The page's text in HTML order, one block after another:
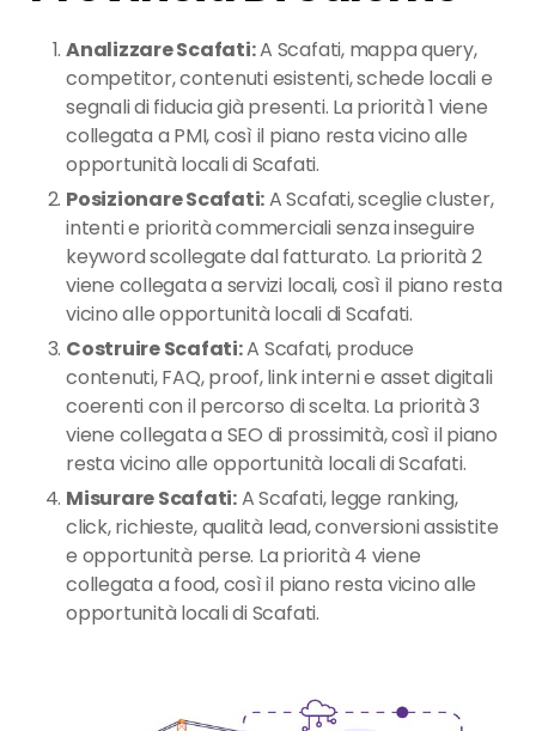
Analizzare Scafati:A Scafati, mappa query,
competitor, contenuti esistenti, schede locali e
segnali di fiducia già presenti. La priorità 1 viene
collegata a PMI, così il piano resta vicino alle
opportunità locali di Scafati.
Posizionare Scafati:A Scafati, sceglie cluster,
intenti e priorità commerciali senza inseguire
keyword scollegate dal fatturato. La priorità 2
viene collegata a servizi locali, così il piano resta
vicino alle opportunità locali di Scafati.
Costruire Scafati:A Scafati, produce
contenuti, FAQ, proof, link interni e asset digitali
coerenti con il percorso di scelta. La priorità 3
viene collegata a SEO di prossimità, così il piano
resta vicino alle opportunità locali di Scafati.
Misurare Scafati:A Scafati, legge ranking,
click, richieste, qualità lead, conversioni assistite
e opportunità perse. La priorità 4 viene
collegata a food, così il piano resta vicino alle
opportunità locali di Scafati.